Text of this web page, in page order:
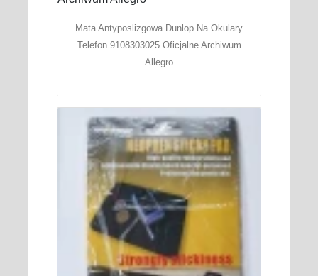
Mata Antyposlizgowa Dunlop Na Okulary
Telefon 9108303025 Oficjalne Archiwum
Allegro